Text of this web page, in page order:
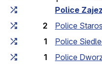
Police
2
Police
1
Police
1
Police